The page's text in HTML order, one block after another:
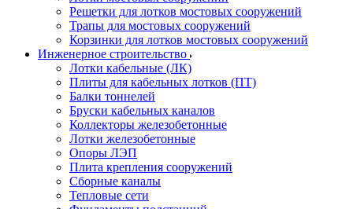
Решетки для лотков мостовых сооружений
Трапы для мостовых сооружений
Корзинки для лотков мостовых сооружений
Инженерное строительство
Лотки кабельные (ЛК)
Плиты для кабельных лотков (ПТ)
Балки тоннелей
Бруски кабельных каналов
Коллекторы железобетонные
Лотки железобетонные
Опоры ЛЭП
Плита крепления сооружений
Сборные каналы
Тепловые сети